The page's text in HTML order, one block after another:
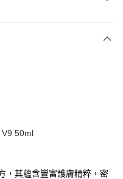
50ml
，其蘊含豐富護膚精粹，密